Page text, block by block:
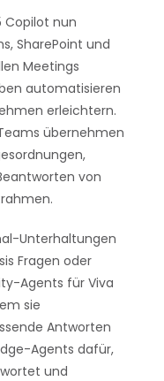
Copilot nun
SharePoint und
Meetings
automatisieren
erleichtern.
übernehmen
von
Unterhaltungen
Fragen oder
Agents für Viva
sie
Antworten
Agents dafür,
und